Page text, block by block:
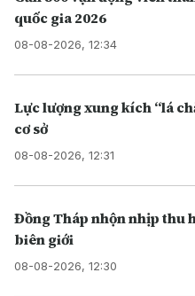
quốc gia 2026
08-08-2026, 12:34
Lực lượng xung kích “lá
cơ sở
08-08-2026, 12:31
Đồng Tháp nhộn nhịp thu
biên giới
08-08-2026, 12:30